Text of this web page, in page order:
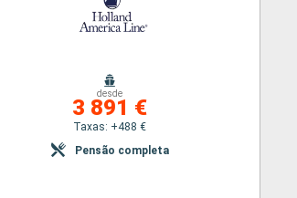
desde
3 891 €
Taxas: +488 €
Pensão completa